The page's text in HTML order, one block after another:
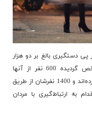
پی دستگیری بالغ بر دو هزار
زن خیابانی و بررسی وضعیت آنها، مشخص گردیده 600 نفر از آنها
روسپی‌گری را به عنوان شغل خود انتخاب کرده‌اند و 1400 نفرشان از طریق
به ارتباط‌گیری با مردان